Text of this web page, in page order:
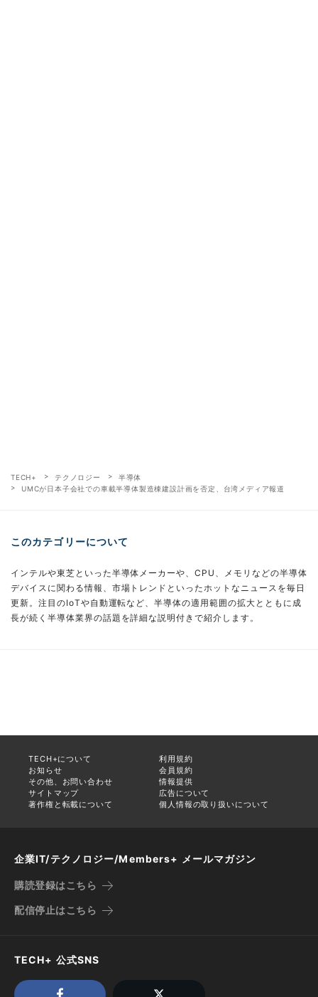
TECH+ テクノロジー
半導体
UMCが日本子会社での車載半導体製造棟建設計画を否定、台湾メディア報道
このカテゴリーについて
インテルや東芝といった半導体メーカーや、CPU、メモリなどの半導体
デバイスに関わる情報、市場トレンドといったホットなニュースを毎日
更新。注目のIoTや自動運転など、半導体の適用範囲の拡大とともに成
長が続く半導体業界の話題を詳細な説明付きで紹介します。
TECH+について
利用規約
お知らせ
会員規約
その他、お問い合わせ
情報提供
サイトマップ
広告について
著作権と転載について
個人情報の取り扱いについて
企業IT/テクノロジー/Members+ メールマガジン
購読登録はこちら
配信停止はこちら
TECH+ 公式SNS